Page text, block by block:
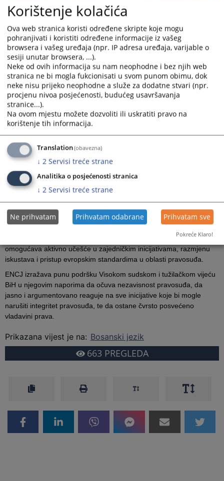
Očuvanje nezavisnosti i odgovornosti pravosuđa kao trećeg stuba
vlasti u Bosni i Hercegovini, ali i drugim evropskim pravnim
sistemima, bila je glavna tema sastanka projektne grupe Evropske
mreže sudskih vijeća (ENCJ) koji je održan 3. i 4. aprila u Sarajevu.
Održavanje sastanka u BiH, potvrđuje snažnu evropsku orijentaciju
VSTV BiH i pravosudnih institucija Bosne i Hercegovine.
Posebnu važnost ovog susreta predstavlja činjenica da je po prvi
put jedan od radnih sastanaka ENCJ-a održan u zemlji koja nije
članica Evropske unije. Time je VSTV BiH prepoznato kao pouzdan
partner u evropskim pravosudnim okvirima, s jasno izraženim
opredjeljenjem za unapređenje pravosudnih standarda i
približavanje evropskim praksama.
Tokom sastanka su razmatrane teme važne za evropske
pravosudne sisteme, uključujući stanje nezavisnosti i odgovornosti
pravosuđa u državama članicama i posmatračima ENCJ-a,
aktuelne izazove i institucionalni kontekst, a diskutovalo se i o
standardima za jačanje odgovornosti pravosuđa, kao i temama
unapređenja kvaliteta rada pravosuđa.
zemlje posmatrača u Evropskoj mreži sudskih vijeća. Ovaj status
omogućava aktivno učešće u zajedničkim inicijativama, razmjenu
iskustava i pristup evropskim standardima u oblasti pravosuđa.
ENCJ izražava punu podršku Visokom sudskom i tužilačkom vijeću
BiH u njegovim naporima da očuva nezavisnost pravosuđa, da
jasno i argumentovano reaguje na sve inicijative koje bi mogle
narušiti integritet pravosuđa, te da ostane čvrsto posvećeno
vladavini prava.
Prikazana vijest je na: Bosanski jezik
663 PREGLEDA
Korištenje kolačića
Ova web stranica koristi određene skripte koje mogu
pohranjivati i koristiti određene informacije iz vašeg
browsera i vašeg uređaja (npr. IP adresa uređaja, varijable o
sesiji unutar browsera, ...).
Neke od ovih informacija su nam neophodne i bez njih web
stranica ne bi mogla fukcionisati u svom punom obimu, dok
neke nisu prijeko neophodne a služe za dodatne stvari (npr.
procjenu nivoa posjećenosti, budućeg usavršavanja
stranice...).
Na ovom mjestu možete dozvoliti ili uskratiti pravo na
korištenje tih informacija.
Translation(obavezna)
↓ 2 Servisi treće strane
Analitika o posjećenosti stranica
↓ 2 Servisi treće strane
Ne prihvatam Prihvatam odabrane Prihvatam sve
Pokreće Klaro!